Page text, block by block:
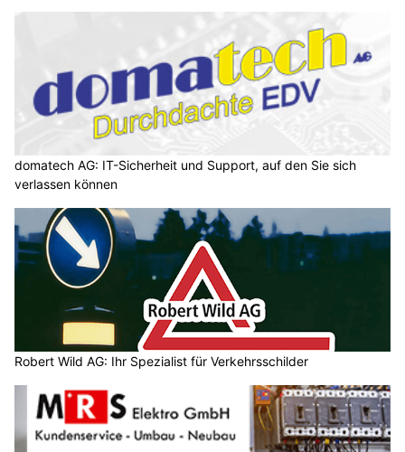
domatech AG: IT-Sicherheit und Support, auf den Sie sich
verlassen können
Robert Wild AG: Ihr Spezialist für Verkehrsschilder